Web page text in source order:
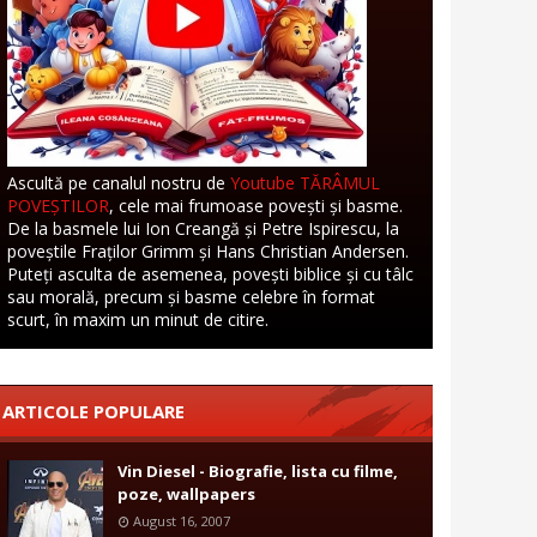
Ascultă pe canalul nostru de Youtube TĂRÂMUL
POVEȘTILOR, cele mai frumoase povești și basme.
De la basmele lui Ion Creangă și Petre Ispirescu, la
poveștile Fraților Grimm și Hans Christian Andersen.
Puteți asculta de asemenea, povești biblice și cu tâlc
sau morală, precum și basme celebre în format
scurt, în maxim un minut de citire.
ARTICOLE POPULARE
Vin Diesel - Biografie, lista cu filme,
poze, wallpapers
August 16, 2007